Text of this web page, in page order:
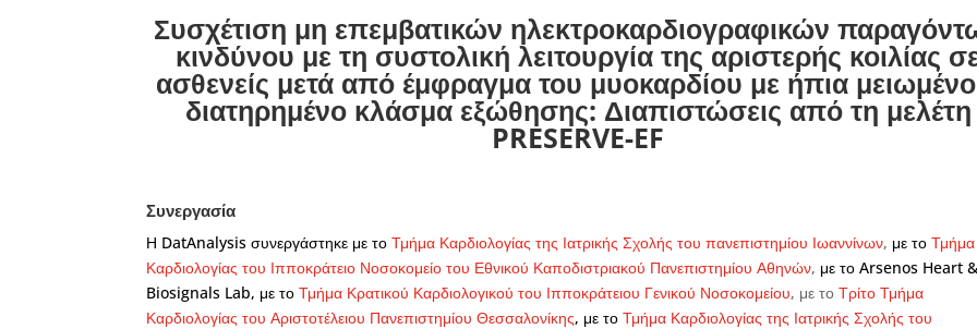
Συσχέτιση μη επεμβατικών ηλεκτροκαρδιογραφικών
κινδύνου με τη συστολική λειτουργία της αριστερής κοιλίας
ασθενείς μετά από έμφραγμα του μυοκαρδίου με ήπια
διατηρημένο κλάσμα εξώθησης: Διαπιστώσεις από τη μελέτη
PRESERVE-EF
Συνεργασία
Η DatAnalysis συνεργάστηκε με το Τμήμα Καρδιολογίας της Ιατρικής Σχολής του πανεπιστημίου Ιωαννίνων, με το Τμήμα
Καρδιολογίας του Ιπποκράτειο Νοσοκομείο του Εθνικού Καποδιστριακού Πανεπιστημίου Αθηνών, με το Arsenos Heart &
Biosignals Lab, με το Τμήμα Κρατικού Καρδιολογικού του Ιπποκράτειου Γενικού Νοσοκομείου, με τοΤρίτο Τμήμα
Καρδιολογίας του Αριστοτέλειου Πανεπιστημίου Θεσσαλονίκης, με το Τμήμα Καρδιολογίας της Ιατρικής Σχολής του